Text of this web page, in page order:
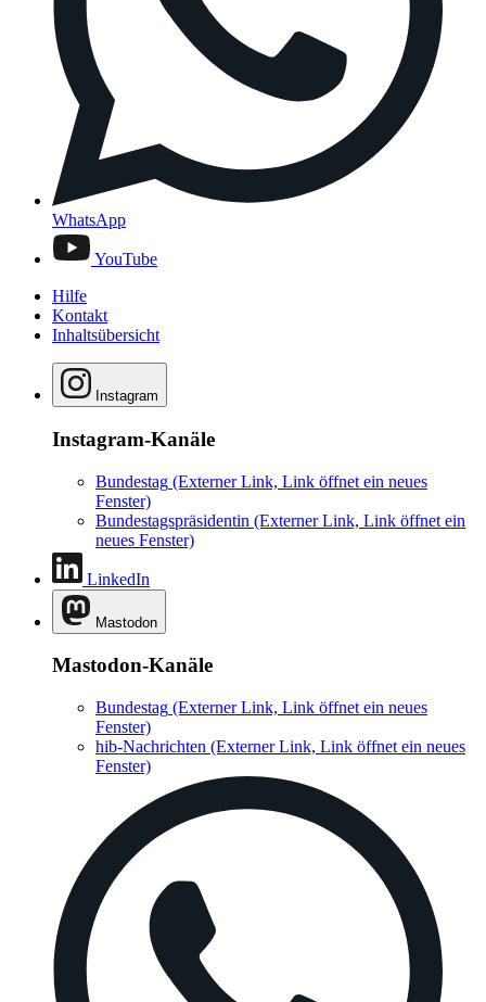
WhatsApp
YouTube
Hilfe
Kontakt
Inhaltsübersicht
Instagram
Instagram-Kanäle
Bundestag (Externer Link, Link öffnet ein neues
Fenster)
Bundestagspräsidentin (Externer Link, Link öffnet ein
neues Fenster)
LinkedIn
Mastodon
Mastodon-Kanäle
Bundestag (Externer Link, Link öffnet ein neues
Fenster)
hib-Nachrichten (Externer Link, Link öffnet ein neues
Fenster)